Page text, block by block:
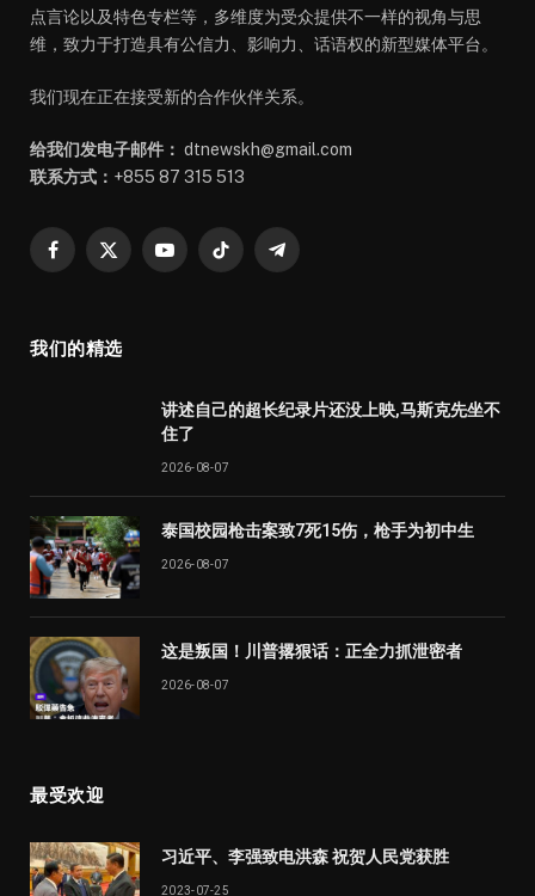
点言论以及特色专栏等，多维度为受众提供不一样的视角与思
维，致力于打造具有公信力、影响力、话语权的新型媒体平台。
我们现在正在接受新的合作伙伴关系。
给我们发电子邮件： dtnewskh@gmail.com
联系方式： +855 87 315 513
Facebook
X
YouTubeTikTok Telegram
我们的精选
讲述自己的超长纪录片还没上映,马斯克先坐不
住了
2026-08-07
泰国校园枪击案致7死15伤，枪手为初中生
2026-08-07
这是叛国！川普撂狠话：正全力抓泄密者
2026-08-07
最受欢迎
习近平、李强致电洪森 祝贺人民党获胜
2023-07-25